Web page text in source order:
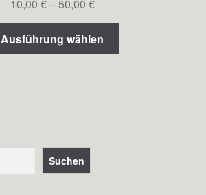
10,00 €–50,00 €
10,00 €
bis
50,00 €
Ausführung wählen
Suchen